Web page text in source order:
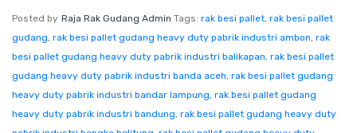
Posted by Raja Rak Gudang Admin Tags: rak besi pallet, rak besi pallet
gudang, rak besi pallet gudang heavy duty pabrik industri ambon, rak
besi pallet gudang heavy duty pabrik industri balikapan, rak besi pallet
gudang heavy duty pabrik industri banda aceh, rak besi pallet gudang
heavy duty pabrik industri bandar lampung, rak besi pallet gudang
heavy duty pabrik industri bandung, rak besi pallet gudang heavy duty